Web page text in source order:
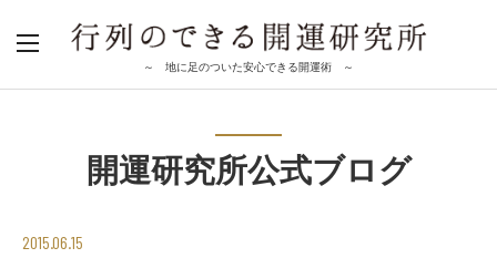
～ 地に足のついた安心できる開運術 ～
開運研究所公式ブログ
2015.06.15